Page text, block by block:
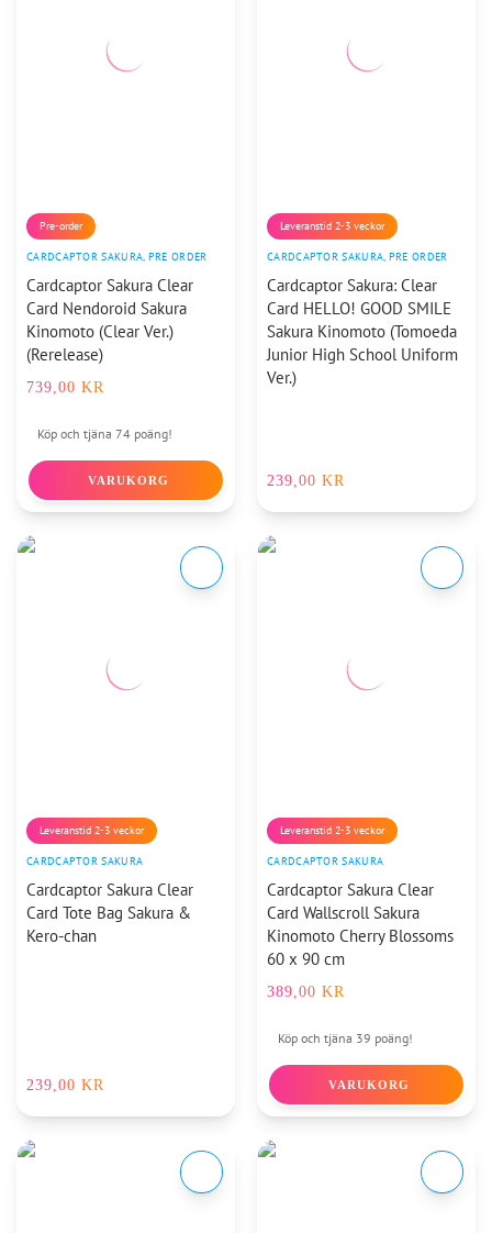
Pre-order
CARDCAPTOR SAKURA, PRE ORDER
Cardcaptor Sakura Clear
Card Nendoroid Sakura
Kinomoto (Clear Ver.)
(Rerelease)
739,00 KR
Köp och tjäna 74 poäng!
VARUKORG
Leveranstid 2-3 veckor
CARDCAPTOR SAKURA, PRE ORDER
Cardcaptor Sakura: Clear
Card HELLO! GOOD SMILE
Sakura Kinomoto (Tomoeda
Junior High School Uniform
Ver.)
239,00 KR
Leveranstid 2-3 veckor
CARDCAPTOR SAKURA
Cardcaptor Sakura Clear
Card Tote Bag Sakura &
Kero-chan
239,00 KR
Leveranstid 2-3 veckor
CARDCAPTOR SAKURA
Cardcaptor Sakura Clear
Card Wallscroll Sakura
Kinomoto Cherry Blossoms
60 x 90 cm
389,00 KR
Köp och tjäna 39 poäng!
VARUKORG